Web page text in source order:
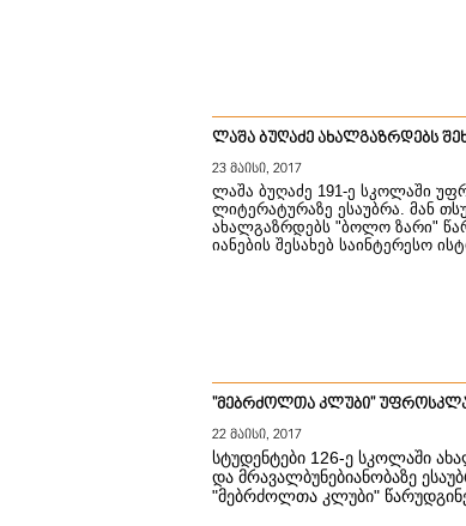
ლაშა ბუღაძე ახალგაზრდებს
23 მაისი, 2017
ლაშა ბუღაძე 191-ე სკოლაში
ლიტერატურაზე ესაუბრა. მან
ახალგაზრდებს "ბოლო ზარი"
იანების შესახებ საინტერესო
"მებრძოლთა კლუბი"
22 მაისი, 2017
სტუდენტები 126-ე სკოლაში
და მრავალბუნებიანობაზე
"მებრძოლთა კლუბი"